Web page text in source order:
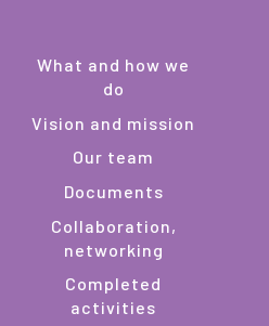
What and how we
do
Vision and mission
Our team
Documents
Collaboration,
networking
Completed
activities